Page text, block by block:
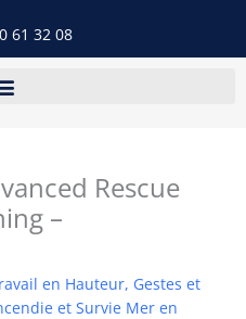
61 32 08
Rescue
–
en Hauteur, Gestes et
et Survie Mer en